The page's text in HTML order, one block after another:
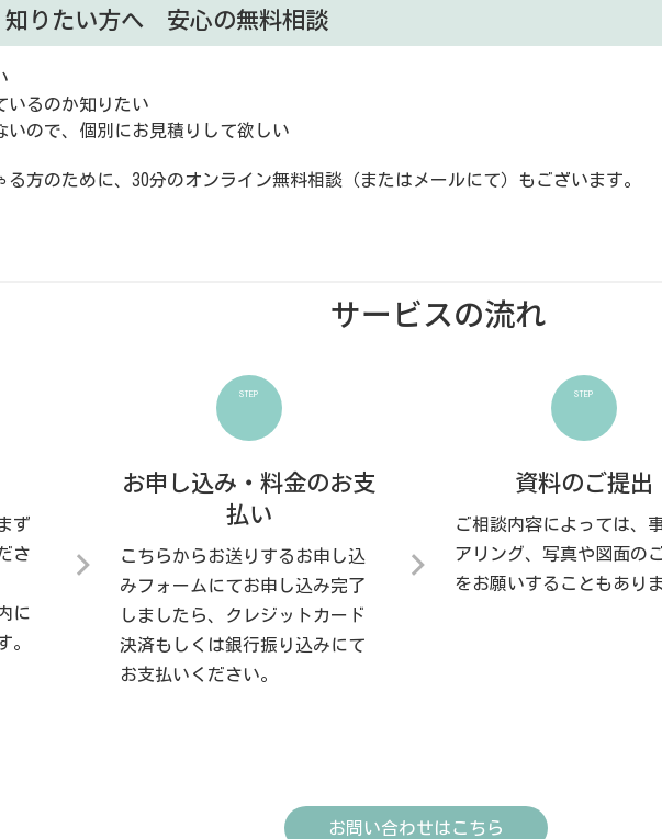
知りたい方へ 安心の無料相談
いるのか知りたい
いので、個別にお見積りして欲しい
方のために、30分のオンライン無料相談（またはメールにて）もございます。
サービスの流れ
ず
さ
に
。
STEP
お申し込み・料金のお支
払い
こちらからお送りするお申し込
みフォームにてお申し込み完了
しましたら、クレジットカード
決済もしくは銀行振り込みにて
お支払いください。
STEP
資料のご提出
ご相談内容によっては、
アリング、写真や図面の
をお願いすることもあり
お問い合わせはこちら